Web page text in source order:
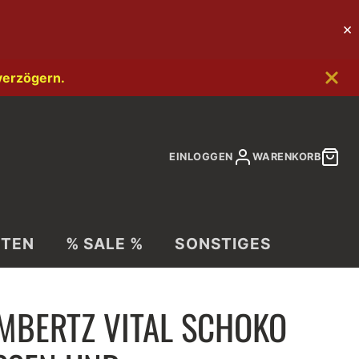
EINLOGGEN WARENKORB
% SALE % SONSTIGES
VITAL SCHOKO